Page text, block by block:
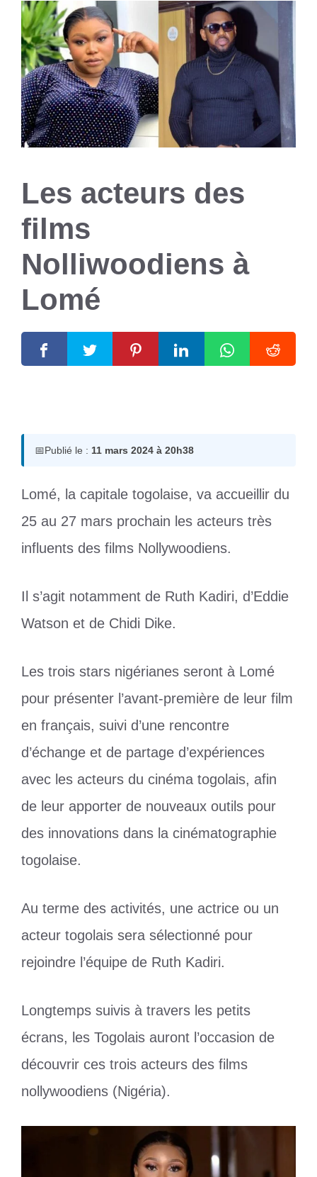
Les acteurs des
films
Nolliwoodiens à
Lomé
📅Publié le : 11 mars 2024 à 20h38
Lomé, la capitale togolaise, va accueillir du
25 au 27 mars prochain les acteurs très
influents des films Nollywoodiens.
Il s’agit notamment de Ruth Kadiri, d’Eddie
Watson et de Chidi Dike.
Les trois stars nigérianes seront à Lomé
pour présenter l’avant-première de leur film
en français, suivi d’une rencontre
d’échange et de partage d’expériences
avec les acteurs du cinéma togolais, afin
de leur apporter de nouveaux outils pour
des innovations dans la cinématographie
togolaise.
Au terme des activités, une actrice ou un
acteur togolais sera sélectionné pour
rejoindre l’équipe de Ruth Kadiri.
Longtemps suivis à travers les petits
écrans, les Togolais auront l’occasion de
découvrir ces trois acteurs des films
nollywoodiens (Nigéria).